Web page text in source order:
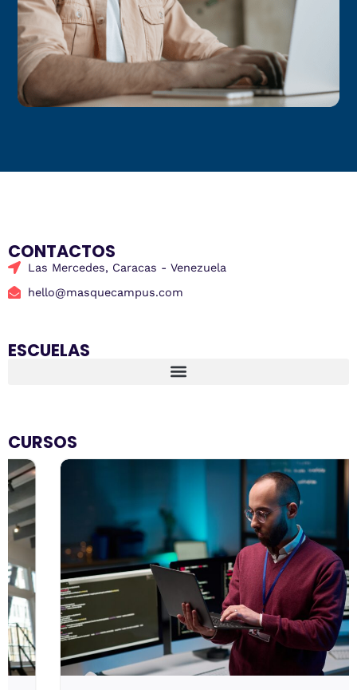
CONTACTOS
Las Mercedes, Caracas - Venezuela
hello@masquecampus.com
ESCUELAS
CURSOS